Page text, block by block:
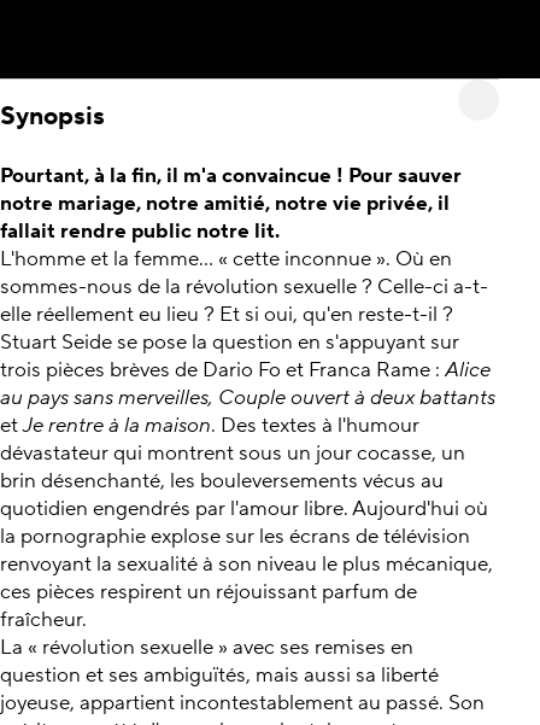
Synopsis
Pourtant, à la fin, il m'a convaincue ! Pour sauver
notre mariage, notre amitié, notre vie privée, il
fallait rendre public notre lit.
L'homme et la femme... « cette inconnue ». Où en
sommes-nous de la révolution sexuelle ? Celle-ci a-t-
elle réellement eu lieu ? Et si oui, qu'en reste-t-il ?
Stuart Seide se pose la question en s'appuyant sur
trois pièces brèves de Dario Fo et Franca Rame :Alice
au pays sans merveilles, Couple ouvert à deux battants
etJe rentre à la maison. Des textes à l'humour
dévastateur qui montrent sous un jour cocasse, un
brin désenchanté, les bouleversements vécus au
quotidien engendrés par l'amour libre. Aujourd'hui où
la pornographie explose sur les écrans de télévision
renvoyant la sexualité à son niveau le plus mécanique,
ces pièces respirent un réjouissant parfum de
fraîcheur.
La « révolution sexuelle » avec ses remises en
question et ses ambiguïtés, mais aussi sa liberté
joyeuse, appartient incontestablement au passé. Son